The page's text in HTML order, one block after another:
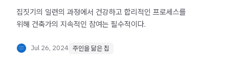
집짓기의 일련의 과정에서 건강하고 합리적인 프로세스를
위해 건축가의 지속적인 참여는 필수적이다.
Jul 26, 2024 주인을 닮은 집